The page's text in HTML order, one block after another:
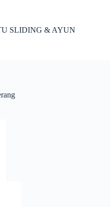
SLIDING & AYUN